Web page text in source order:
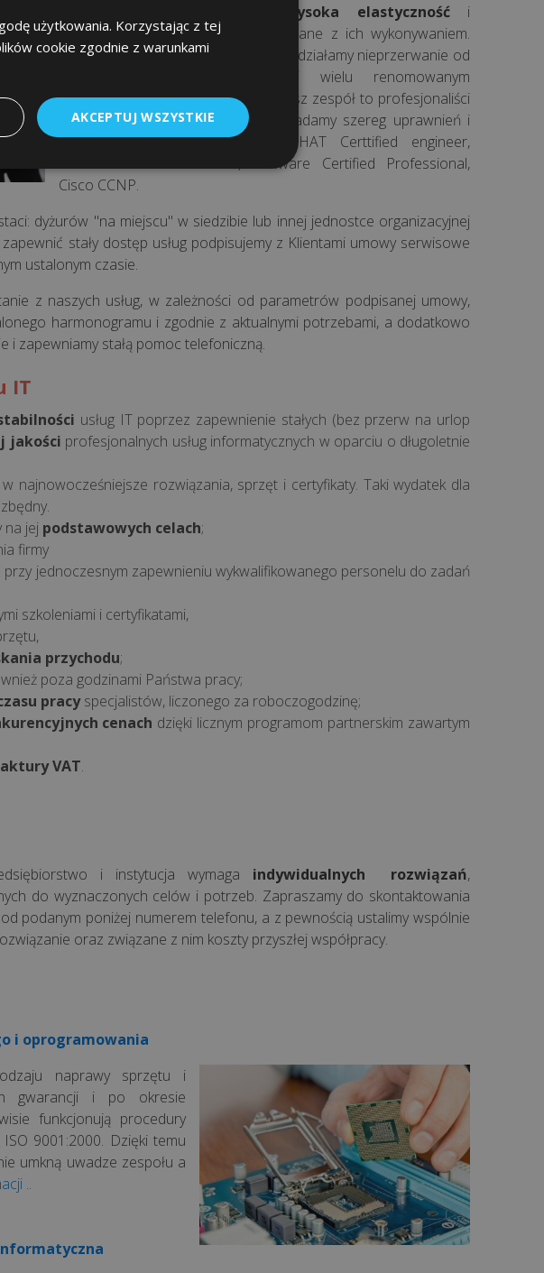
wysoka elastycznośći
wieloletnie doświadczenie
związane z ich wykonywaniem.
Jesteśmy solidną i sprawdzoną firmą, działamy nieprzerwanie od
1992 roku. Świadczymy usługi wielu renomowanym
przedsiębiorstwom i instytucjom. Nasz zespół to profesjonaliści
z wieloletnim doświadczeniem. Posiadamy szereg uprawnień i
certyfikatów między innymi Red HAT Certtified engineer,
Microsoft IT Professional, WMware Certified Professional,
Cisco CCNP.
dyżurów "na miejscu" w siedzibie lub innej jednostce organizacyjnej
stały dostęp usług podpisujemy z Klientami umowy serwisowe
ustalonym czasie.
z naszych usług, w zależności od parametrów podpisanej umowy,
harmonogramu i zgodnie z aktualnymi potrzebami, a dodatkowo
i zapewniamy stałą pomoc telefoniczną.
IT
usług IT poprzez zapewnienie stałych (bez przerw na urlop
jakości profesjonalnych usług informatycznych w oparciu o długoletnie
najnowocześniejsze rozwiązania, sprzęt i certyfikaty. Taki wydatek dla
na jej podstawowych celach;
firmy
jednoczesnym zapewnieniu wykwalifikowanego personelu do zadań
szkoleniami i certyfikatami,
przychodu;
poza godzinami Państwa pracy;
pracyspecjalistów, liczonego za roboczogodzinę;
cenach dzięki licznym programom partnerskim zawartym
VAT.
i instytucja wymaga indywidualnych rozwiązań,
do wyznaczonych celów i potrzeb. Zapraszamy do skontaktowania
podanym poniżej numerem telefonu, a z pewnością ustalimy wspólnie
oraz związane z nim koszty przyszłej współpracy.
i oprogramowania
naprawy sprzętu i
gwarancji i po okresie
funkcjonują procedury
9001:2000. Dzięki temu
umkną uwadze zespołu a
..
użytkowania. Korzystając z tej
cookie zgodnie z warunkami
AKCEPTUJ WSZYSTKIE